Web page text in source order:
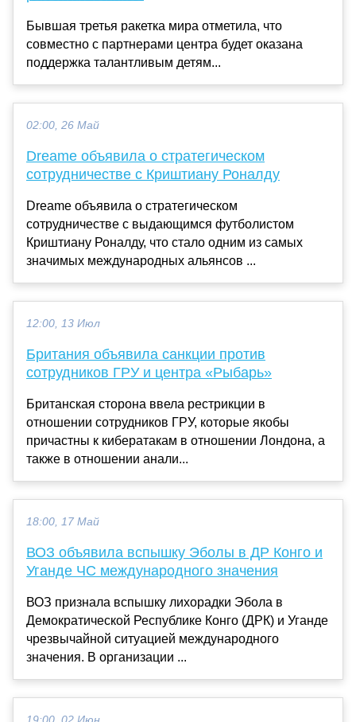
Бывшая третья ракетка мира отметила, что
совместно с партнерами центра будет оказана
поддержка талантливым детям...
02:00, 26 Май
Dreame объявила о стратегическом
сотрудничестве с Криштиану Роналду
Dreame объявила о стратегическом
сотрудничестве с выдающимся футболистом
Криштиану Роналду, что стало одним из самых
значимых международных альянсов ...
12:00, 13 Июл
Британия объявила санкции против
сотрудников ГРУ и центра «Рыбарь»
Британская сторона ввела рестрикции в
отношении сотрудников ГРУ, которые якобы
причастны к кибератакам в отношении Лондона, а
также в отношении анали...
18:00, 17 Май
ВОЗ объявила вспышку Эболы в ДР Конго и
Уганде ЧС международного значения
ВОЗ признала вспышку лихорадки Эбола в
Демократической Республике Конго (ДРК) и Уганде
чрезвычайной ситуацией международного
значения. В организации ...